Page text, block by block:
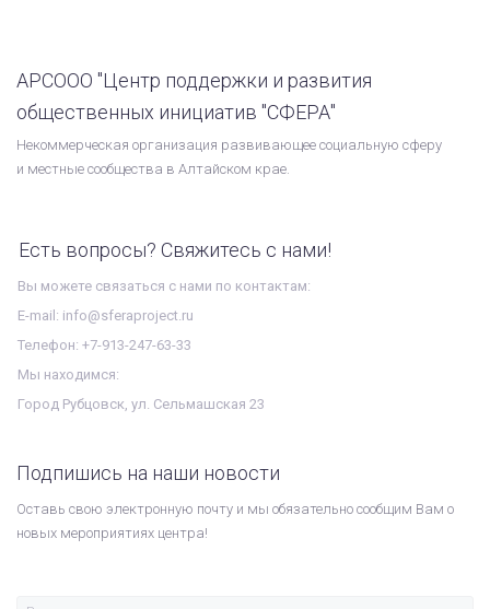
АРСООО "Центр поддержки и развития
общественных инициатив "СФЕРА"
Некоммерческая организация развивающее социальную сферу
и местные сообщества в Алтайском крае.
Есть вопросы? Свяжитесь с нами!
Вы можете связаться с нами по контактам:
E-mail: info@sferaproject.ru
Телефон: +7-913-247-63-33
Мы находимся:
Город Рубцовск, ул. Сельмашская 23
Подпишись на наши новости
Оставь свою электронную почту и мы обязательно сообщим Вам о
новых мероприятиях центра!